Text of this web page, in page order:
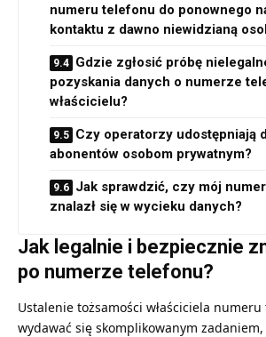
numeru telefonu do ponownego
kontaktu z dawno niewidzianą
Gdzie zgłosić próbę
pozyskania danych o numerze
właścicielu?
Czy operatorzy udostępniają
abonentów osobom prywatnym?
Jak sprawdzić, czy mój
znalazł się w wycieku danych?
Jak legalnie i bezpiecznie
po numerze telefonu?
Ustalenie tożsamości właściciela
wydawać się skomplikowanym